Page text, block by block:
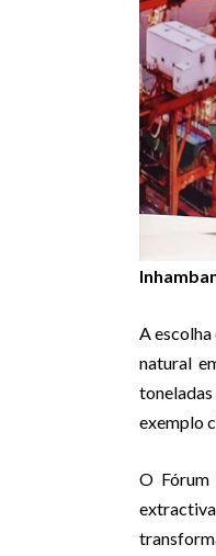
A
natural
toneladas
exemplo
O Fórum